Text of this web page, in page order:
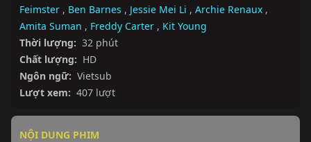
Feimster , Ben Barnes , Jessie Mei Li , Archie Renaux ,
Amita Suman , Freddy Carter , Kit Young
Thời lượng: 32 phút
Chất lượng: HD
Ngôn ngữ: Vietsub
Lượt xem: 407 lượt
NỘI DUNG PHIM